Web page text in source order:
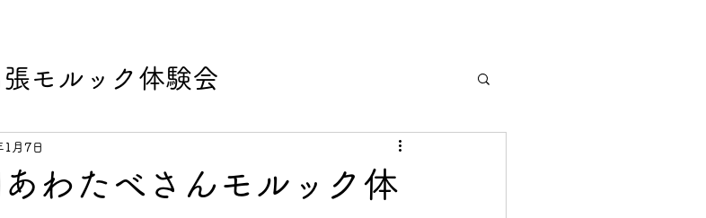
張モルック体験会
情報 活動記録
あわたべさんモルック体
1月7日